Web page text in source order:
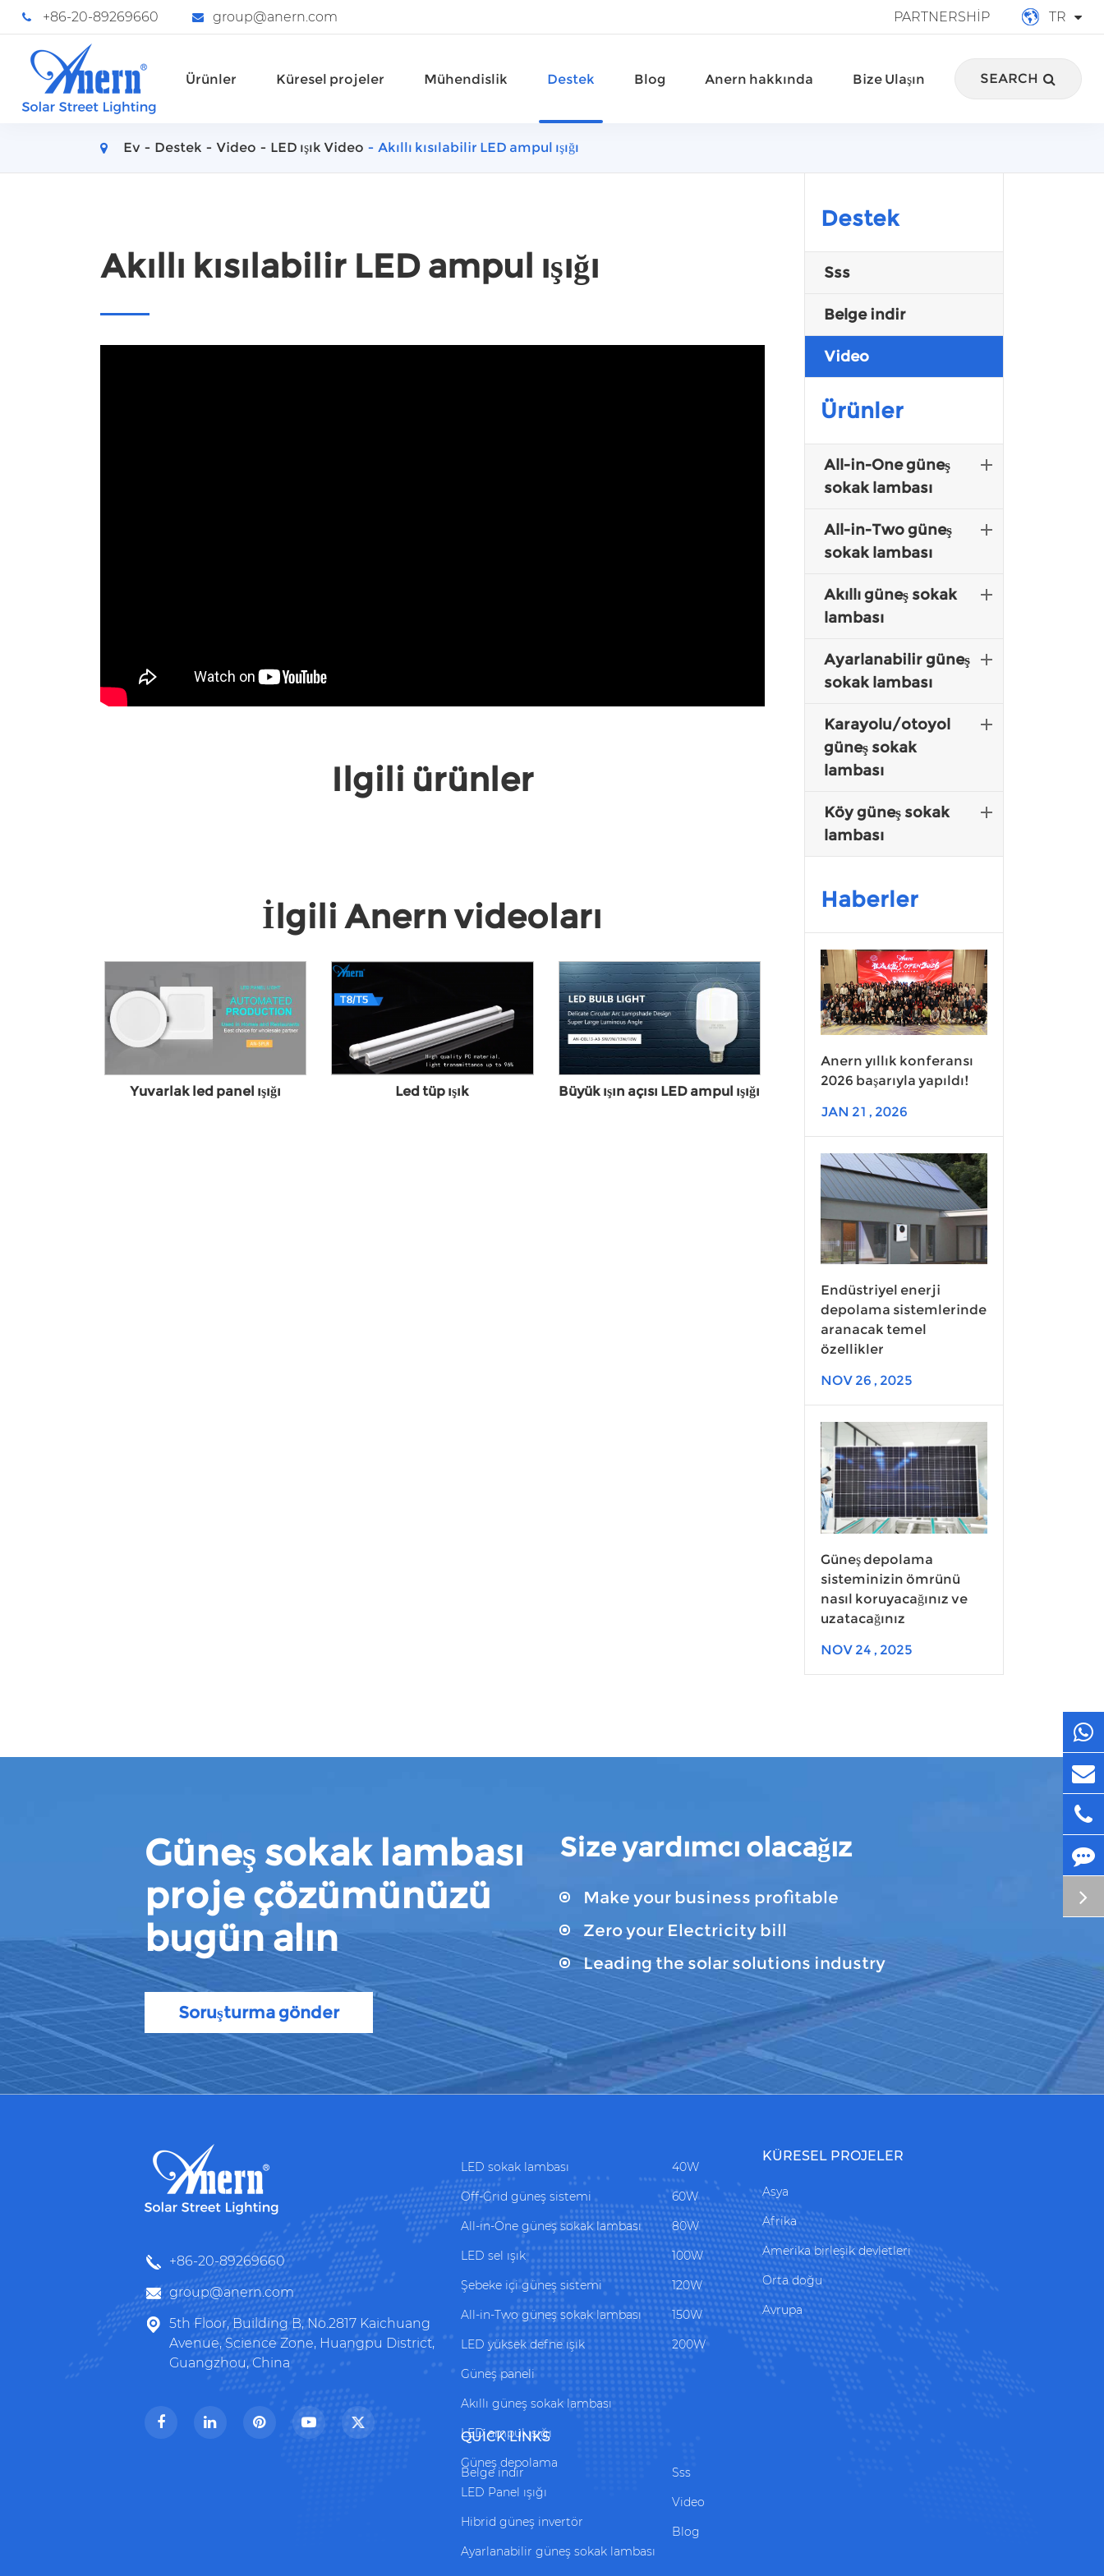
+86-20-89269660 group@anern.com PARTNERSHIP TR
français
Indonesia
Ürünler Küresel projeler Mühendislik Destek Blog Anern hakkında Bize Ulaşın SEARCH
Ev Destek Video LED ışık Video Akıllı kısılabilir LED ampul ışığı
Akıllı kısılabilir LED ampul ışığı
Ilgili ürünler
İlgili Anern videoları
Yuvarlak led panel ışığı Led tüp ışık Büyük ışın açısı LED ampul ışığı
Destek
Sss
Belge indir
Video
Ürünler
All-in-One güneş
sokak lambası
All-in-Two güneş
sokak lambası
Akıllı güneş sokak
lambası
Ayarlanabilir güneş
sokak lambası
Karayolu/otoyol
güneş sokak
lambası
Köy güneş sokak
lambası
Haberler
Anern yıllık konferansı
2026 başarıyla yapıldı!
JAN 21 , 2026
Endüstriyel enerji
depolama sistemlerinde
aranacak temel
özellikler
NOV 26 , 2025
Güneş depolama
sisteminizin ömrünü
nasıl koruyacağınız ve
uzatacağınız
NOV 24 , 2025
Güneş sokak lambası
proje çözümünüzü
bugün alın
Soruşturma gönder
Size yardımcı olacağız
Make your business profitable
Zero your Electricity bill
Leading the solar solutions industry
+86-20-89269660
group@anern.com
5th Floor, Building B, No.2817 Kaichuang
Avenue, Science Zone, Huangpu District,
Guangzhou, China
LED sokak lambası
Off-Grid güneş sistemi
All-in-One güneş sokak lambası
LED sel ışık
Şebeke içi güneş sistemi
All-in-Two güneş sokak lambası
LED yüksek defne ışık
Güneş paneli
Akıllı güneş sokak lambası
LED ampul ışığı
Güneş depolama
LED Panel ışığı
Hibrid güneş invertör
Ayarlanabilir güneş sokak lambası
40W
60W
80W
100W
120W
150W
200W
QUICK LINKS
Belge indir
Sss
Video
Blog
KÜRESEL PROJELER
Asya
Afrika
Amerika birleşik devletleri
Orta doğu
Avrupa